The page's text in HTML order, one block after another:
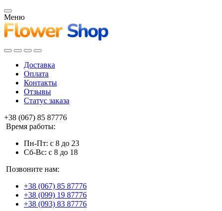
Меню
Доставка
Оплата
Контакты
Отзывы
Статус заказа
+38 (067) 85 87776
Время работы:
Пн-Пт: с 8 до 23
Сб-Вс: с 8 до 18
Позвоните нам:
+38 (067) 85 87776
+38 (099) 19 87776
+38 (093) 83 87776